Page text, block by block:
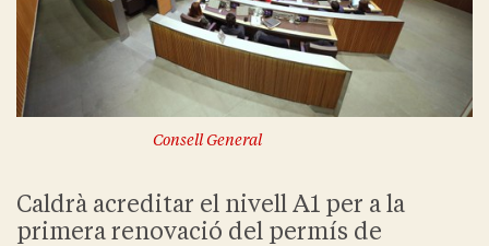
Consell General
Caldrà acreditar el nivell A1 per a la
primera renovació del permís de